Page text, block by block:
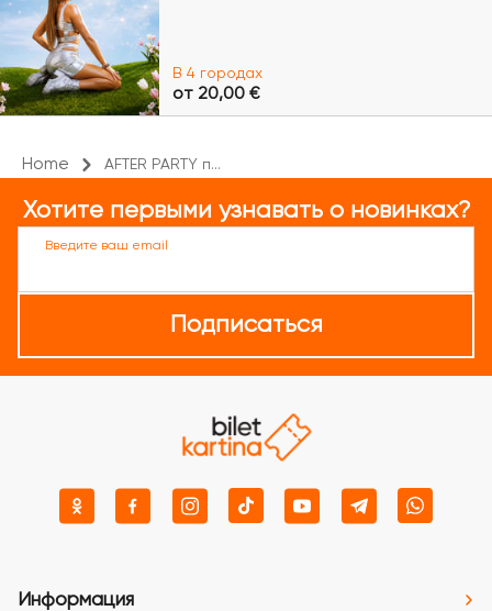
В 4 городах
от 20,00 €
Home AFTER PARTY п...
Хотите первыми узнавать о новинках?
Введите ваш email
Подписаться
Информация